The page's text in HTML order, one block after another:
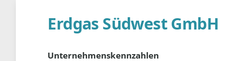
Erdgas Südwest GmbH
Unternehmenskennzahlen